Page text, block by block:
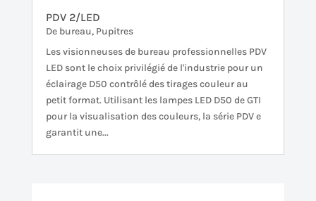
PDV 2/LED
De bureau, Pupitres
Les visionneuses de bureau professionnelles PDV
LED sont le choix privilégié de l'industrie pour un
éclairage D50 contrôlé des tirages couleur au
petit format. Utilisant les lampes LED D50 de GTI
pour la visualisation des couleurs, la série PDV e
garantit une...